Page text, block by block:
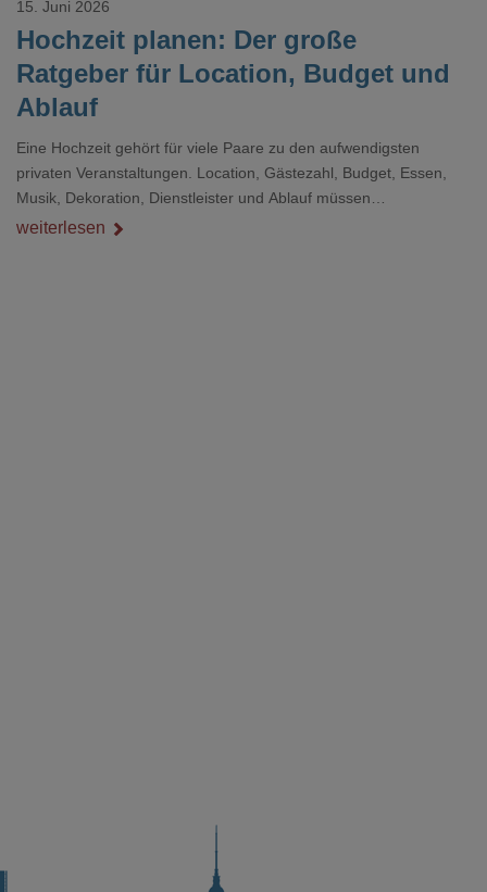
Hochzeit planen: Der große
Ratgeber für Location, Budget und
Ablauf
15. Juni 2026
Eine Hochzeit gehört für viele Paare zu den aufwendigsten
privaten Veranstaltungen. Location, Gästezahl, Budget, Essen,
Musik, Dekoration, Dienstleister und Ablauf müssen
zusammenpassen, damit der Tag gut organisiert ist und trotzdem
weiterlesen